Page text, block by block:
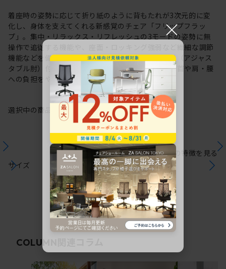
着座時の姿勢に応じて折り紙のように背もたれが3次元的に変
化し、身体を支えてくれる新感覚のチェア「フリップフラッ
プ」。集中・リラックス・リフレッシュの3モードの姿勢に無
操作で追従する機能や、座面・ロッキング強弱など繊細な調節
機能などを備えた充実のタスクチェアです。可動肘（アジャス
タブル肘）付タイプは長時間のパソコン作業による首や肩・腰
への負担をやわらげます。
選択中の商品情報 注意事項
サイズ
シリーズの特徴を見る
COLUMN
×